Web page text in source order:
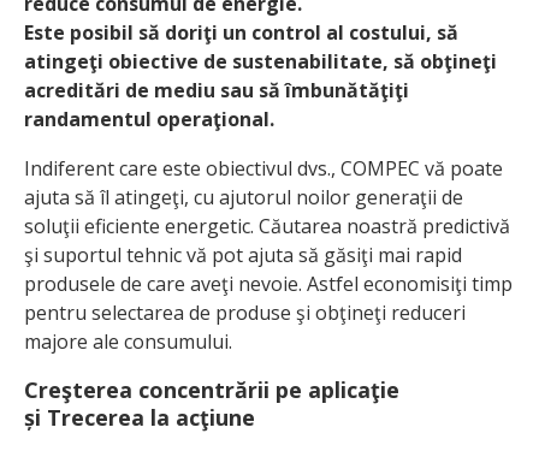
Este posibil să doriţi un control al costului, să
atingeţi obiective de sustenabilitate, să obţineţi
acreditări de mediu sau să îmbunătăţiţi
randamen­tul operaţional.
Indiferent care este obiectivul dvs., COMPEC vă poate
ajuta să îl atingeţi, cu ajutorul noilor generaţii de
soluţii eficiente energetic. Căutarea noastră predictivă
şi suportul tehnic vă pot ajuta să găsiţi mai rapid
produsele de care aveţi nevoie. Astfel economisiţi timp
pentru selectarea de produse şi obţineţi reduceri
majore ale consumului.
Creşterea concentrării pe aplicaţie
și Trecerea la acţiune